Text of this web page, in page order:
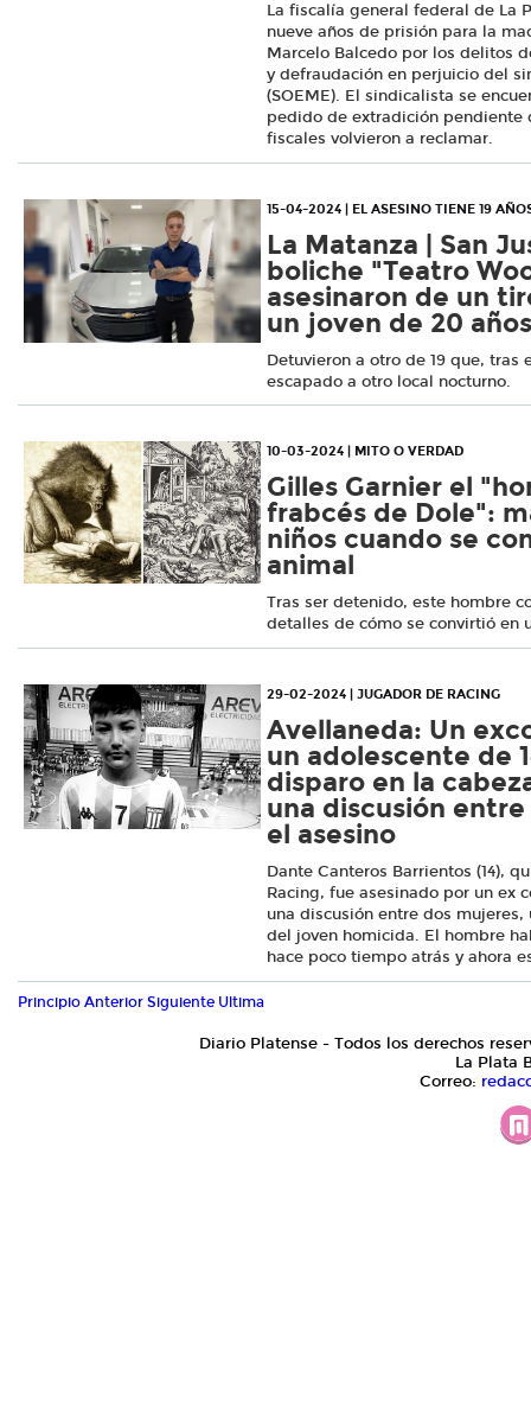
La fiscalía general federal de La
nueve años de prisión para la
Marcelo Balcedo por los delitos
y defraudación en perjuicio del
(SOEME). El sindicalista se
pedido de extradición pendiente
fiscales volvieron a reclamar.
15-04-2024 | EL ASESINO TIENE 19
La Matanza | San
boliche "Teatro
asesinaron de un
un joven de 20 años
Detuvieron a otro de 19 que, tras
escapado a otro local nocturno.
10-03-2024 | MITO O VERDAD
Gilles Garnier el
frabcés de Dole":
niños cuando se
animal
Tras ser detenido, este hombre
detalles de cómo se convirtió en
29-02-2024 | JUGADOR DE RACING
Avellaneda: Un
un adolescente de
disparo en la
una discusión
el asesino
Dante Canteros Barrientos (14),
Racing, fue asesinado por un ex
una discusión entre dos
del joven homicida. El hombre
hace poco tiempo atrás y ahora
Principio Anterior Siguiente Ultima
Diario Platense - Todos los derechos
La Plata
Correo: